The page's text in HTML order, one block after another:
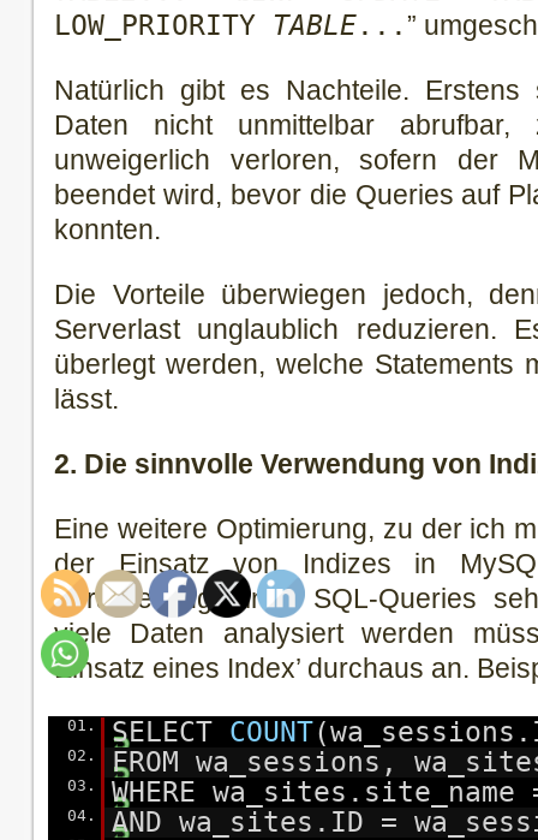
LOW_PRIORITY TABLE... ”
Natürlich gibt es Nachteile. Erstens
Daten nicht unmittelbar abrufbar,
unweigerlich verloren, sofern der
beendet wird, bevor die Queries auf
konnten.
Die Vorteile überwiegen jedoch,
Serverlast unglaublich reduzieren.
überlegt werden, welche Statements
lässt.
2. Die sinnvolle Verwendung von
Eine weitere Optimierung, zu der ich
der Einsatz von Indizes in
Verarbeitung eines SQL-Queries
viele Daten analysiert werden
Einsatz eines Index’ durchaus an.
01. SELECT COUNT
02. FROM wa_sessions,
03. WHERE
04. AND wa_sites.ID =